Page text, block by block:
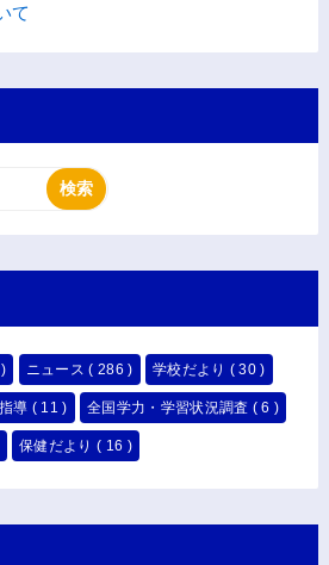
て
ニュース( 286 ) 学校だより ( 30 )
導 ( 11 ) 全国学力・学習状況調査 ( 6 )
保健だより( 16 )